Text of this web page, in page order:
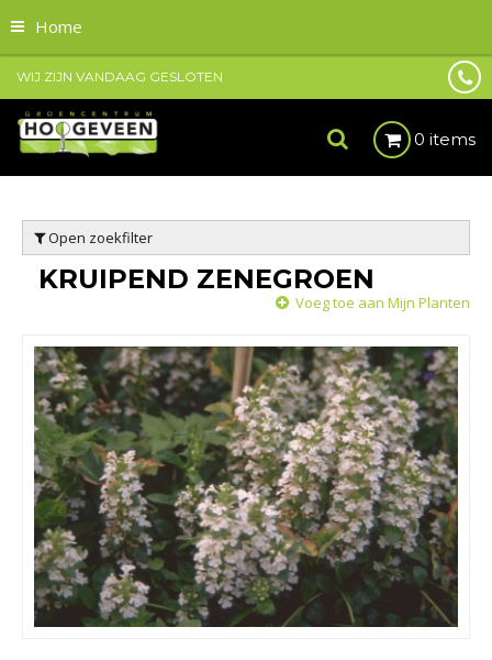
Home
WIJ ZIJN VANDAAG GESLOTEN
0 items
Open zoekfilter
KRUIPEND ZENEGROEN
Voeg toe aan Mijn Planten